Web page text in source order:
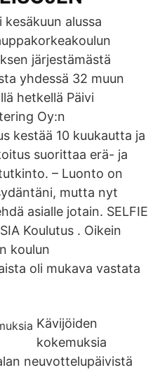
alussa
järjestämästä
yhdessä 32 muun
hetkellä Päivi
Oy:n
kestää 10 kuukautta ja
suorittaa erä- ja
– Luonto on
mutta nyt
asialle jotain. SELFIE
Koulutus . Oikein
koulun
oli mukava vastata
Kävijöiden
kokemuksia
neuvottelupäivistä